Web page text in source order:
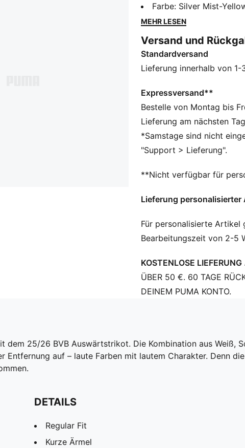
Die Kombination aus
fällt garantiert in jedem
Charakter. Denn die
sind auch auf der Straße
wenn wir kommen.
KOMFORT:
Technologie sorgt dafür,
dich wohl fühlst
Als Teil des RE:FIBRE-
Kleidungsstück zu
Recyclingmaterial von
DETAILS
Kurze Ärmel
Mesh-Einsätze an
Ärmeln
PUMA Teenager:
Teenager zwischen 8 und
100% Polyester
Farbe: Silver Mist-
MEHR LESEN
Versand und
Standardversand
Lieferung innerhalb von 1-
Expressversand**
Bestelle von Montag bis
Lieferung am nächsten
*Samstage sind nicht
"Support > Lieferung".
**Nicht verfügbar für
Lieferung personalisierter
Für personalisierte Artikel
Bearbeitungszeit von 2-5
KOSTENLOSE LIEFERUNG
ÜBER 50 €. 60 TAGE
DEINEM PUMA KONTO.
25/26 BVB Auswärtstrikot. Die Kombination aus Weiß,
auf – laute Farben mit lautem Charakter. Denn
DETAILS
Regular Fit
Kurze Ärmel